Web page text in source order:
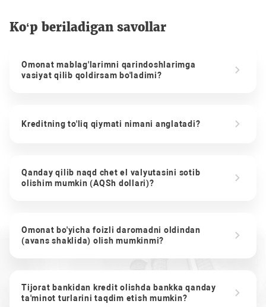
Ko‘p beriladigan savollar
Omonat mablag'larimni qarindoshlarimga
vasiyat qilib qoldirsam bo'ladimi?
Kreditning to'liq qiymati nimani anglatadi?
Qanday qilib naqd chet el valyutasini sotib
olishim mumkin (AQSh dollari)?
Omonat bo'yicha foizli daromadni oldindan
(avans shaklida) olish mumkinmi?
Tijorat bankidan kredit olishda bankka qanday
ta'minot turlarini taqdim etish mumkin?